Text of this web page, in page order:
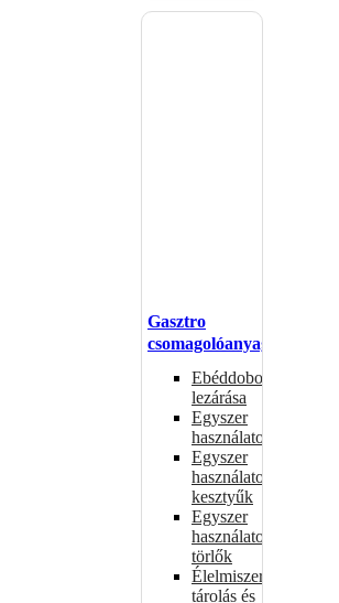
Gasztro
csomagolóanyagok
Ebéddobozok
lezárása
Egyszer
használatos
Egyszer
használatos
kesztyűk
Egyszer
használatos
törlők
Élelmiszer-
tárolás és